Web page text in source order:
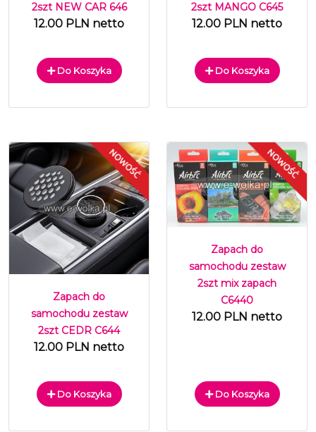
2szt NEW CAR 646
12.00 PLN netto
Do Koszyka
2szt MANGO C645
12.00 PLN netto
Do Koszyka
Zapach do
samochodu zestaw
2szt CEDR C644
12.00 PLN netto
Do Koszyka
Zapach do
samochodu zestaw
2szt mix zapach
C6440
12.00 PLN netto
Do Koszyka